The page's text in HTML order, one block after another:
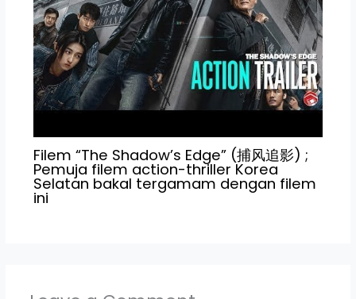
Filem “The Shadow’s Edge” (捕风追影) ;
Pemuja filem action-thriller Korea
Selatan bakal tergamam dengan filem
ini